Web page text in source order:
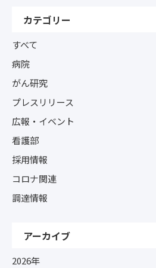
カテゴリー
すべて
病院
がん研究
プレスリリース
広報・イベント
看護部
採用情報
コロナ関連
調達情報
アーカイブ
2026年